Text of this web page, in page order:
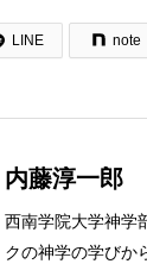
LINE note
内藤淳一郎
西南学院大学神学
クの神学の学びか